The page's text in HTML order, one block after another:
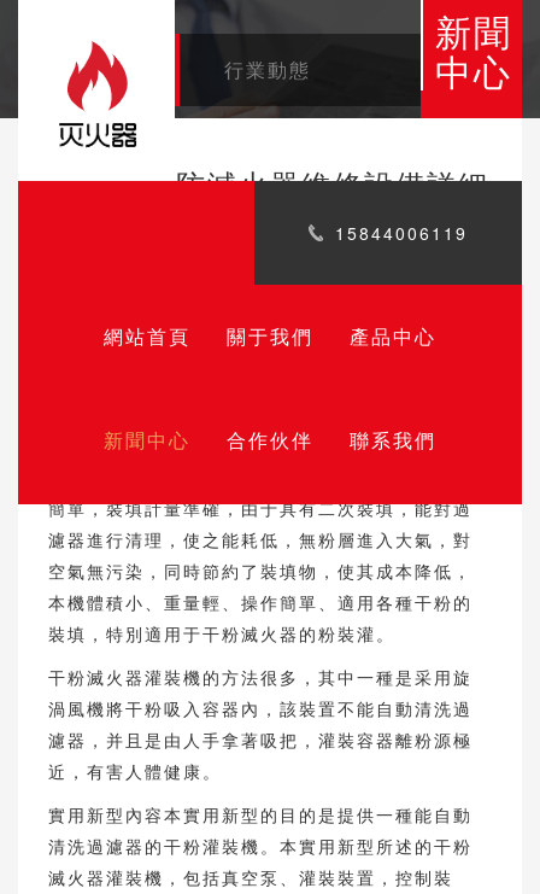
15844006119
網站首頁 關于我們 產品中心
新聞中心 合作伙伴 聯系我們
公司新聞 行業動態
新聞
中心
灌裝機消防滅火器維修設備詳細
控制裝置。所述灌裝裝置包括一次灌裝裝置和二次
固定在上盤上。所述二次灌裝裝置具有過濾箱，過
簡單，裝填計量準確，由于具有二次裝填，能對過
濾器進行清理，使之能耗低，無粉層進入大氣，對
空氣無污染，同時節約了裝填物，使其成本降低，
本機體積小、重量輕、操作簡單、適用各種干粉的
裝填，特別適用于干粉滅火器的粉裝灌。
干粉滅火器灌裝機的方法很多，其中一種是采用旋
渦風機將干粉吸入容器內，該裝置不能自動清洗過
濾器，并且是由人手拿著吸把，灌裝容器離粉源極
近，有害人體健康。
實用新型內容本實用新型的目的是提供一種能自動
清洗過濾器的干粉灌裝機。本實用新型所述的干粉
滅火器灌裝機，包括真空泵、灌裝裝置，控制裝